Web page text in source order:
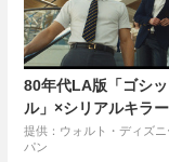
80年代LA版「ゴシ
ル」×シリアルキラ
提供：ウォルト・ディズニ
パン